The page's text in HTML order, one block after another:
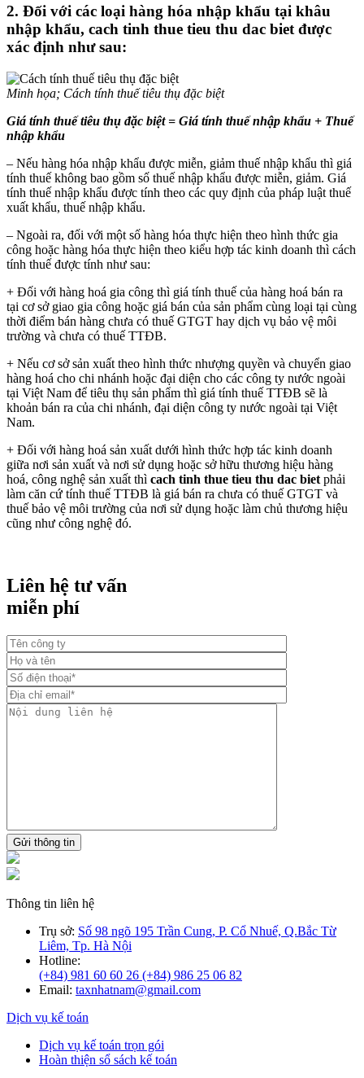
2. Đối với các loại hàng hóa nhập khẩu tại khâu
nhập khẩu, cach tinh thue tieu thu dac biet được
xác định như sau:
Minh họa; Cách tính thuế tiêu thụ đặc biệt
Giá tính thuế tiêu thụ đặc biệt = Giá tính thuế nhập khẩu + Thuế
nhập khẩu
– Nếu hàng hóa nhập khẩu được miễn, giảm thuế nhập khẩu thì giá
tính thuế không bao gồm số thuế nhập khẩu được miễn, giảm. Giá
tính thuế nhập khẩu được tính theo các quy định của pháp luật thuế
xuất khẩu, thuế nhập khẩu.
– Ngoài ra, đối với một số hàng hóa thực hiện theo hình thức gia
công hoặc hàng hóa thực hiện theo kiểu hợp tác kinh doanh thì cách
tính thuế được tính như sau:
+ Đối với hàng hoá gia công thì giá tính thuế của hàng hoá bán ra
tại cơ sở giao gia công hoặc giá bán của sản phẩm cùng loại tại cùng
thời điểm bán hàng chưa có thuế GTGT hay dịch vụ bảo vệ môi
trường và chưa có thuế TTĐB.
+ Nếu cơ sở sản xuất theo hình thức nhượng quyền và chuyển giao
hàng hoá cho chi nhánh hoặc đại diện cho các công ty nước ngoài
tại Việt Nam để tiêu thụ sản phẩm thì giá tính thuế TTĐB sẽ là
khoản bán ra của chi nhánh, đại diện công ty nước ngoài tại Việt
Nam.
+ Đối với hàng hoá sản xuất dưới hình thức hợp tác kinh doanh
giữa nơi sản xuất và nơi sử dụng hoặc sở hữu thương hiệu hàng
hoá, công nghệ sản xuất thì cach tinh thue tieu thu dac biet phải
làm căn cứ tính thuế TTĐB là giá bán ra chưa có thuế GTGT và
thuế bảo vệ môi trường của nơi sử dụng hoặc làm chủ thương hiệu
cũng như công nghệ đó.
Liên hệ tư vấn
miễn phí
Gửi thông tin
Thông tin liên hệ
Trụ sở: Số 98 ngõ 195 Trần Cung, P. Cổ Nhuế, Q.Bắc Từ
Liêm, Tp. Hà Nội
Hotline:
(+84) 981 60 60 26 (+84) 986 25 06 82
Email: taxnhatnam@gmail.com
Dịch vụ kế toán
Dịch vụ kế toán trọn gói
Hoàn thiện sổ sách kế toán